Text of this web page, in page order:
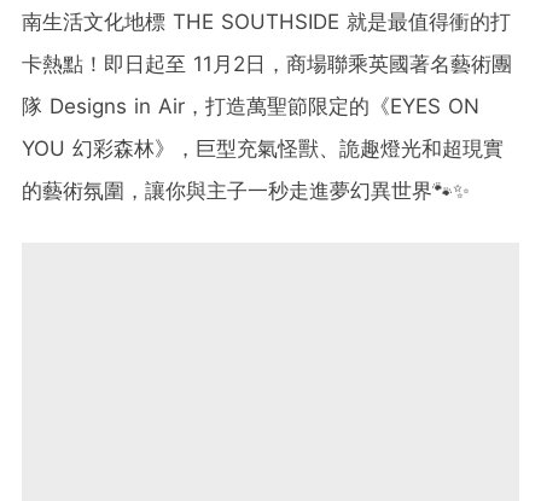
南生活文化地標 THE SOUTHSIDE 就是最值得衝的打
卡熱點！即日起至 11月2日，商場聯乘英國著名藝術團
隊 Designs in Air，打造萬聖節限定的《EYES ON
YOU 幻彩森林》，巨型充氣怪獸、詭趣燈光和超現實
的藝術氛圍，讓你與主子一秒走進夢幻異世界🐾✨